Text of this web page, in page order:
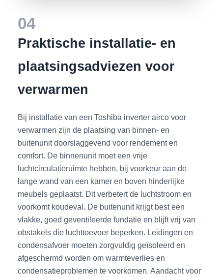
04
Praktische installatie- en
plaatsingsadviezen voor
verwarmen
Bij installatie van een Toshiba inverter airco voor
verwarmen zijn de plaatsing van binnen- en
buitenunit doorslaggevend voor rendement en
comfort. De binnenunit moet een vrije
luchtcirculatieruimte hebben, bij voorkeur aan de
lange wand van een kamer en boven hinderlijke
meubels geplaatst. Dit verbetert de luchtstroom en
voorkomt koudeval. De buitenunit krijgt best een
vlakke, goed geventileerde fundatie en blijft vrij van
obstakels die luchttoevoer beperken. Leidingen en
condensafvoer moeten zorgvuldig geïsoleerd en
afgeschermd worden om warmteverlies en
condensatieproblemen te voorkomen. Aandacht voor